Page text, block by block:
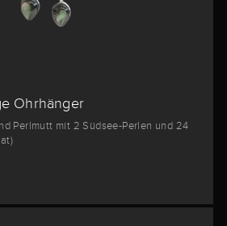
Ohrhänger
Perlmutt mit 2 Südsee-Perlen und 24